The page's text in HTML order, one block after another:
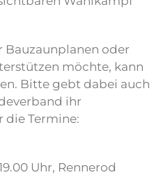
Bauzaunplanen oder
möchte, kann
Bitte gebt dabei auch
ihr
die Termine:
Uhr, Rennerod